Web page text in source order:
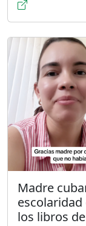
Madre
escolaridad
los libros